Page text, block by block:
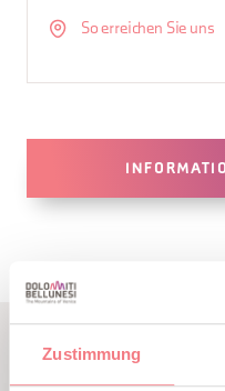
Zustimmung
So erreichen Sie uns